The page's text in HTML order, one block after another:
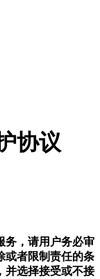
协议
务，请用户务必审
或者限制责任的条
并选择接受或不接